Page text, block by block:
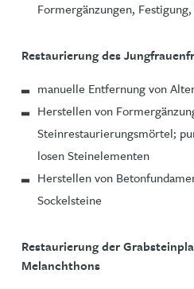
Formergänzungen,
Restaurierung des
manuelle Entfernung von
Herstellen von
Steinrestaurierungsmörtel;
losen Steinelementen
Herstellen von
Sockelsteine
Restaurierung der
Melanchthons